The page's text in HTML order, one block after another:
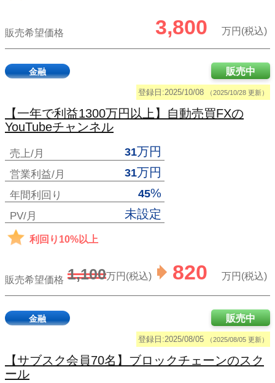
販売希望価格 3,800 万円(税込)
金融
登録日:2025/10/08 （2025/10/28 更新）
販売中
【一年で利益1300万円以上】自動売買FXの
YouTubeチャンネル
売上/月 31万円
営業利益/月 31万円
年間利回り 45%
PV/月 未設定
利回り10%以上
販売希望価格 1,100万円(税込) 820 万円(税込)
金融
登録日:2025/08/05 （2025/08/05 更新）
販売中
【サブスク会員70名】ブロックチェーンのスク
ール